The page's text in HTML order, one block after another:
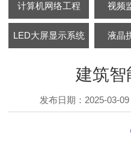
计算机网络工程 视频
LED大屏显示系统 液晶
建筑智
发布日期：2025-03-